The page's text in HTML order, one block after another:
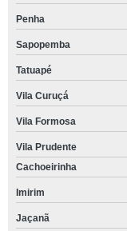
Penha
Sapopemba
Tatuapé
Vila Curuçá
Vila Formosa
Vila Prudente
Cachoeirinha
Imirim
Jaçanã